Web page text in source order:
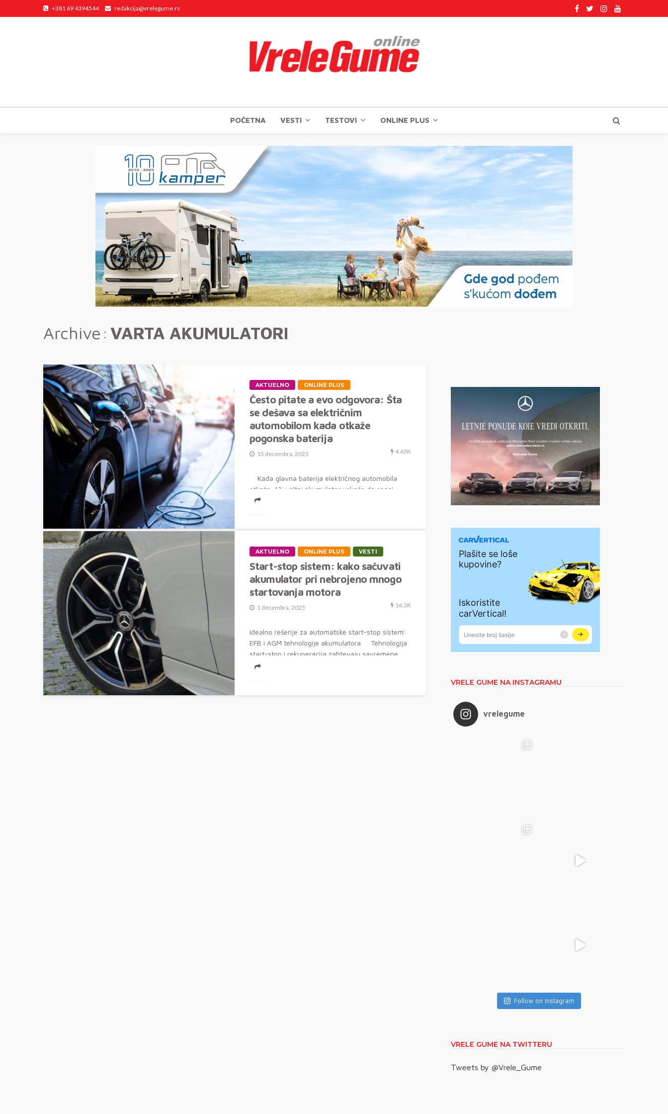
+381 69 4394544 redakcija@vrelegume.rs
POČETNA VESTI TESTOVI ONLINE PLUS
Archive VARTA AKUMULATORI
AKTUELNO ONLINE PLUS
Često pitate a evo odgovora: Šta
se dešava sa električnim
automobilom kada otkaže
pogonska baterija
15 decembra, 2025 4.63K
Kada glavna baterija električnog automobila
otkaže, 12-voltni akumulator uskače da spasi
stvar Jedno od...
AKTUELNO ONLINE PLUS VESTI
Start-stop sistem: kako sačuvati
akumulator pri nebrojeno mnogo
startovanja motora
1 decembra, 2025 16.2K
Idealno rešenje za automatske start-stop sistem:
EFB i AGM tehnologije akumulatora Tehnologija
start-stop i rekuperacija zahtevaju savremene
tipove...
VRELE GUME NA INSTAGRAMU
vrelegume
Follow on Instagram
VRELE GUME NA TWITTERU
Tweets by @Vrele_Gume